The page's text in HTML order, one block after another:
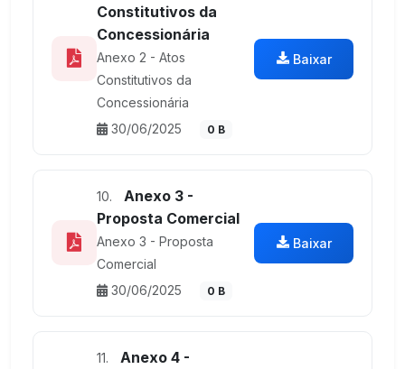
Constitutivos da
Concessionária
Anexo 2 - Atos
Constitutivos da
Concessionária
30/06/2025
0 B
Baixar
10.
Anexo 3 -
Proposta Comercial
Anexo 3 - Proposta
Comercial
30/06/2025
0 B
Baixar
11.
Anexo 4 -